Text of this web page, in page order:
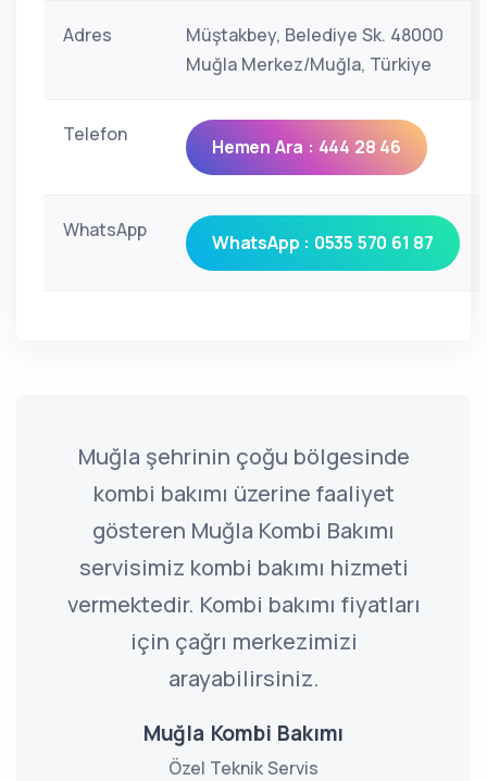
Adres
Müştakbey, Belediye Sk. 48000
Muğla Merkez/Muğla, Türkiye
Telefon
Hemen Ara : 444 28 46
WhatsApp
WhatsApp : 0535 570 61 87
Muğla şehrinin çoğu bölgesinde
kombi bakımı üzerine faaliyet
gösteren Muğla Kombi Bakımı
servisimiz kombi bakımı hizmeti
vermektedir. Kombi bakımı fiyatları
için çağrı merkezimizi
arayabilirsiniz.
Muğla Kombi Bakımı
Özel Teknik Servis